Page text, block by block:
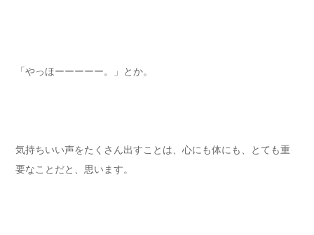
「やっほーーーーー。」とか。
気持ちいい声をたくさん出すことは、心にも体にも、とても重
要なことだと、思います。